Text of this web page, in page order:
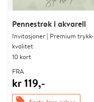
Pennestrøk i akvarell
Invitasjoner | Premium trykk-
kvalitet
10 kort
FRA
kr 119,-